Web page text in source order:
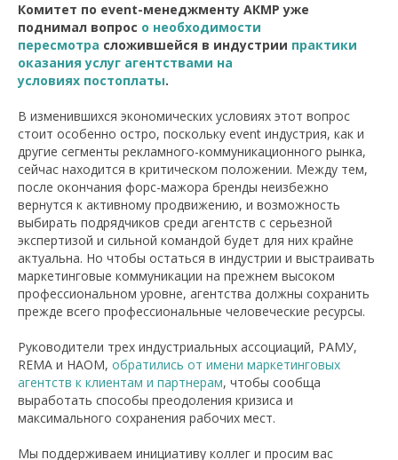
Комитет по event-менеджменту АКМР уже
поднимал вопрос о необходимости
пересмотра сложившейся в индустрии практики
оказания услуг агентствами на
условиях постоплаты.
В изменившихся экономических условиях этот вопрос
стоит особенно остро, поскольку event индустрия, как и
другие сегменты рекламного-коммуникационного рынка,
сейчас находится в критическом положении. Между тем,
после окончания форс-мажора бренды неизбежно
вернутся к активному продвижению, и возможность
выбирать подрядчиков среди агентств с серьезной
экспертизой и сильной командой будет для них крайне
актуальна. Но чтобы остаться в индустрии и выстраивать
маркетинговые коммуникации на прежнем высоком
профессиональном уровне, агентства должны сохранить
прежде всего профессиональные человеческие ресурсы.
Руководители трех индустриальных ассоциаций, РАМУ,
REMA и НАОМ, обратились от имени маркетинговых
агентств к клиентам и партнерам, чтобы сообща
выработать способы преодоления кризиса и
максимального сохранения рабочих мест.
Мы поддерживаем инициативу коллег и просим вас